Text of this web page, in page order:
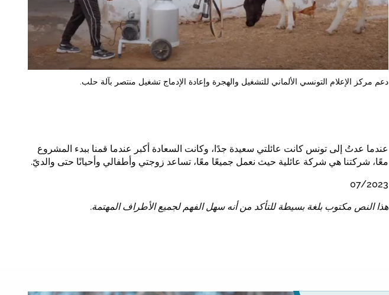
دعم مركز الإعلام التونسي الألماني للتشغيل والهجرة وإعادة الإدماج تشغيل منتصر بآلة حلب.
عندما عدتُ إلى تونس كانت عائلتي سعيدة جدًا، وكانت السعادة أكبر عندما قمنا ببدء المشروع
معًا، شركتنا هي شركة عائلية حيث نعمل جميعًا معًا، تساعد زوجتي وأطفالي وأحيانًا حتى والديّ.
07/2023
هذا النص مكتوب بلغة بسيطة للتأكد من أنه سهل الفهم لجميع الأطراف المهتمة.